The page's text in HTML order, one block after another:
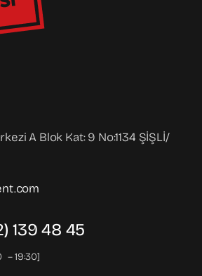
A Blok Kat: 9 No:1134 ŞİŞLİ/
139 48 45
– 19:30]